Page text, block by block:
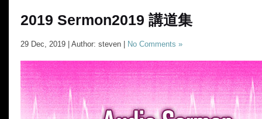
2019 Sermon2019 講道集
29 Dec, 2019 | Author: steven | No Comments »